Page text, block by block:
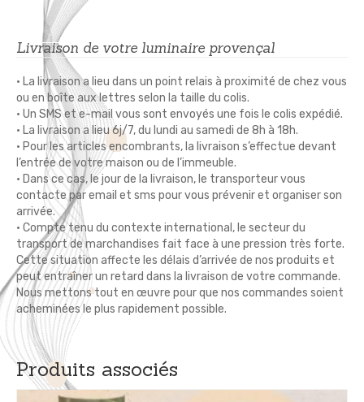
Livraison de votre luminaire provençal
• La livraison a lieu dans un point relais à proximité de chez vous
ou en boîte aux lettres selon la taille du colis.
• Un SMS et e-mail vous sont envoyés une fois le colis expédié.
• La livraison a lieu 6j/7, du lundi au samedi de 8h à 18h.
• Pour les articles encombrants, la livraison s’effectue devant
l’entrée de votre maison ou de l’immeuble.
• Dans ce cas, le jour de la livraison, le transporteur vous
contacte par email et sms pour vous prévenir et organiser son
arrivée.
• Compte tenu du contexte international, le secteur du
transport de marchandises fait face à une pression très forte.
Cette situation affecte les délais d’arrivée de nos produits et
peut entraîner un retard dans la livraison de votre commande.
Nous mettons tout en œuvre pour que nos commandes soient
acheminées le plus rapidement possible.
Produits associés